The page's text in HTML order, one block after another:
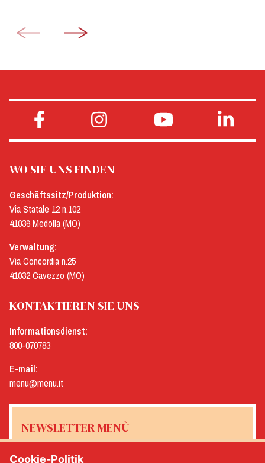
WO SIE UNS FINDEN
Geschäftssitz/Produktion:
Via Statale 12 n.102
41036 Medolla (MO)
Verwaltung:
Via Concordia n.25
41032 Cavezzo (MO)
KONTAKTIEREN SIE UNS
Informationsdienst:
800-070783
E-mail:
menu@menu.it
NEWSLETTER MENÙ
Cookie-Politik